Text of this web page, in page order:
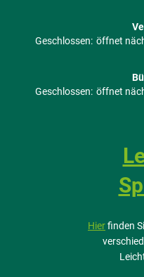
Klicken, um weitere
Geschlossen: öffnet
Klicken, um weitere
Geschlossen: öffnet
Hierfinden